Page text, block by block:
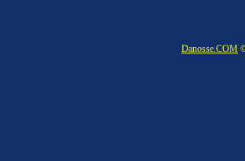
Danosse.COM